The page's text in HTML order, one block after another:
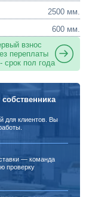
2500 мм.
600 мм.
взнос
переплаты
- срок пол года
для клиентов. Вы
— команда
проверку